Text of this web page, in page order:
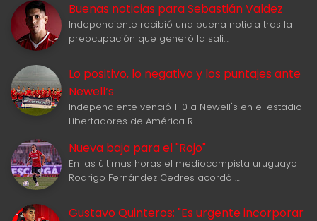
Buenas noticias para Sebastián Valdez
Independiente recibió una buena noticia tras la
preocupación que generó la sali…
Lo positivo, lo negativo y los puntajes ante
Newell‘s
Independiente venció 1-0 a Newell's en el estadio
Libertadores de América R…
Nueva baja para el "Rojo"
En las últimas horas el mediocampista uruguayo
Rodrigo Fernández Cedres acordó …
Gustavo Quinteros: "Es urgente incorporar